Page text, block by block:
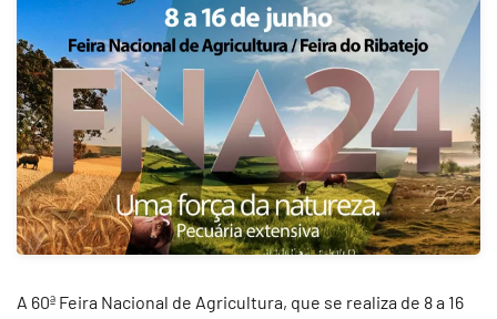
A 60ª Feira Nacional de Agricultura, que se realiza de 8 a 16